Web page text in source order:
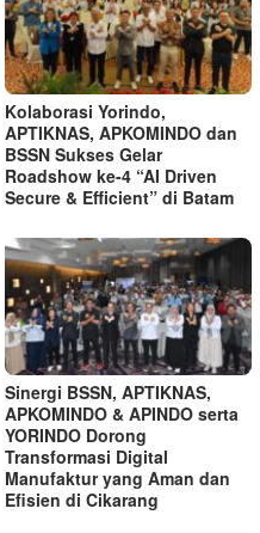
Kolaborasi Yorindo,
APTIKNAS, APKOMINDO dan
BSSN Sukses Gelar
Roadshow ke-4 “AI Driven
Secure & Efficient” di Batam
Sinergi BSSN, APTIKNAS,
APKOMINDO & APINDO serta
YORINDO Dorong
Transformasi Digital
Manufaktur yang Aman dan
Efisien di Cikarang